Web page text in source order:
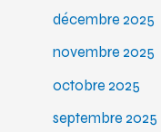
décembre 2025
novembre 2025
octobre 2025
septembre 2025